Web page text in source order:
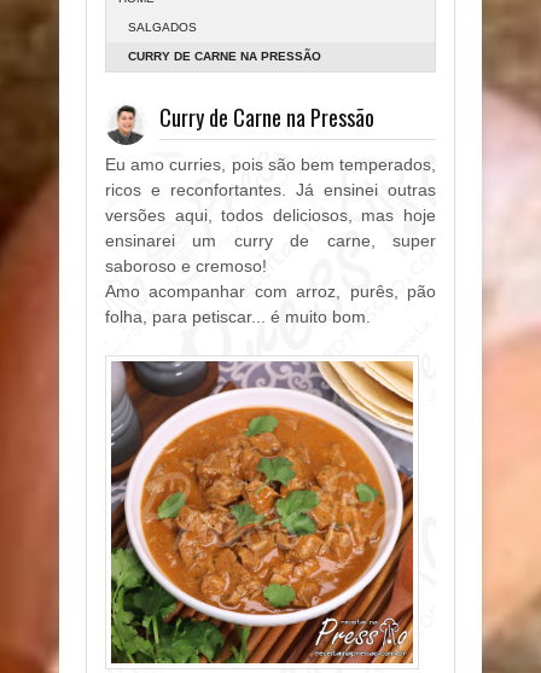
SALGADOS
CURRY DE CARNE NA PRESSÃO
Curry de Carne na Pressão
Eu amo curries, pois são bem temperados,
ricos e reconfortantes. Já ensinei outras
versões aqui, todos deliciosos, mas hoje
ensinarei um curry de carne, super
saboroso e cremoso!
Amo acompanhar com arroz, purês, pão
folha, para petiscar... é muito bom.